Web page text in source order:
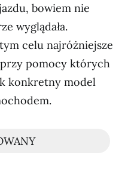
bowiem nie
wyglądała.
celu najróżniejsze
pomocy których
konkretny model